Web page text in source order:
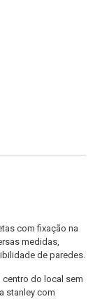
com fixação na
medidas,
de paredes.
do local sem
stanley com